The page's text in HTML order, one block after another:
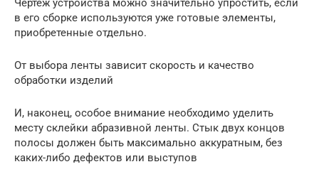
Чертеж устройства можно значительно упростить, если
в его сборке используются уже готовые элементы,
приобретенные отдельно.
От выбора ленты зависит скорость и качество
обработки изделий
И, наконец, особое внимание необходимо уделить
месту склейки абразивной ленты. Стык двух концов
полосы должен быть максимально аккуратным, без
каких-либо дефектов или выступов